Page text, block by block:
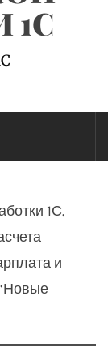
1С
1С.
и